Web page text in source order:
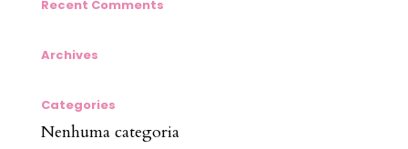
Recent Comments
Archives
Categories
Nenhuma categoria